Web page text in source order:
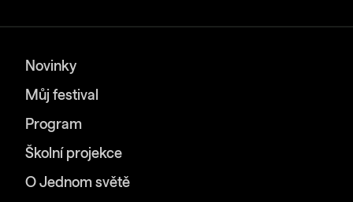
Novinky
Můj festival
Program
Školní projekce
O Jednom světě